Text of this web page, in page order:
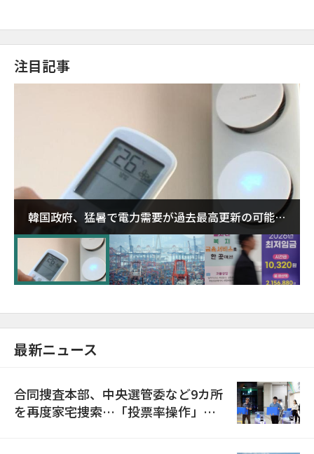
注目記事
韓国政府、猛暑で電力需要が過去最高更新の可能性
に需給対応体制を点検
最新ニュース
合同捜査本部、中央選管委など9カ所
を再度家宅捜索…「投票率操作」の